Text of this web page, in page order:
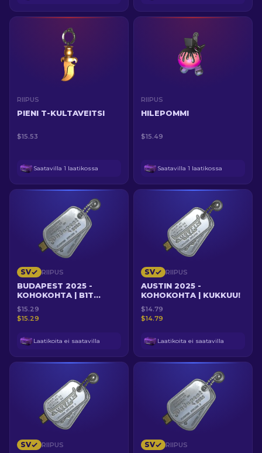
RIIPUS
PIENI T-KULTAVEITSI
$15.53
Saatavilla 1 laatikossa
RIIPUS
HILEPOMMI
$15.49
Saatavilla 1 laatikossa
SV RIIPUS
BUDAPEST 2025 -
KOHOKOHTA | B1T
ETENEE ULKOPUOLELTA
B-ALUEELLE
$15.29
$15.29
Laatikoita ei saatavilla
SV RIIPUS
AUSTIN 2025 -
KOHOKOHTA | KUKKUU!
$14.79
$14.79
Laatikoita ei saatavilla
SV RIIPUS SV RIIPUS